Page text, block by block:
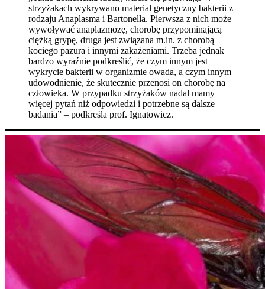
strzyżakach wykrywano materiał genetyczny bakterii z
rodzaju Anaplasma i Bartonella. Pierwsza z nich może
wywoływać anaplazmozę, chorobę przypominającą
ciężką grypę, druga jest związana m.in. z chorobą
kociego pazura i innymi zakażeniami. Trzeba jednak
bardzo wyraźnie podkreślić, że czym innym jest
wykrycie bakterii w organizmie owada, a czym innym
udowodnienie, że skutecznie przenosi on chorobę na
człowieka. W przypadku strzyżaków nadal mamy
więcej pytań niż odpowiedzi i potrzebne są dalsze
badania” – podkreśla prof. Ignatowicz.